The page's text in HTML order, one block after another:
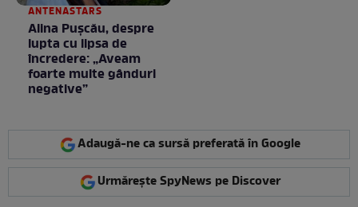
ANTENASTARS
Alina Pușcău, despre
lupta cu lipsa de
încredere: „Aveam
foarte multe gânduri
negative”
Adaugă-ne ca sursă preferată în Google
Urmărește SpyNews pe Discover